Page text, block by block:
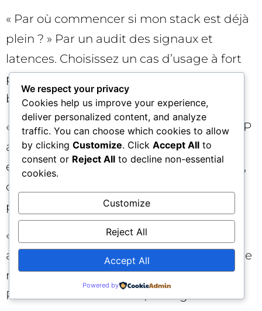
« Par où commencer si mon stack est déjà
plein ? » Par un audit des signaux et
latences. Choisissez un cas d’usage à fort
potentiel et faible dépendance IT (ex.
budget fluidity). Prouvez, puis étendez.
« Faut-il une CDP pour réussir ? » Une CDP
aide, mais un data layer cohérent et
exploitable suffit pour démarrer. Le cœur,
c’est l’identité unifiée et des événements
propres.
« Quel rôle pour l’IA générative ? » Elle
accélère la production et l’analyse, mais ne
remplace pas la logique décisionnelle.
Placez-la dans la boucle, avec garde-fous
We respect your privacy
Cookies help us improve your experience,
deliver personalized content, and analyze
traffic. You can choose which cookies to allow
by clicking Customize. Click Accept All to
consent or Reject All to decline non-essential
cookies.
Customize
Reject All
Accept All
Powered by